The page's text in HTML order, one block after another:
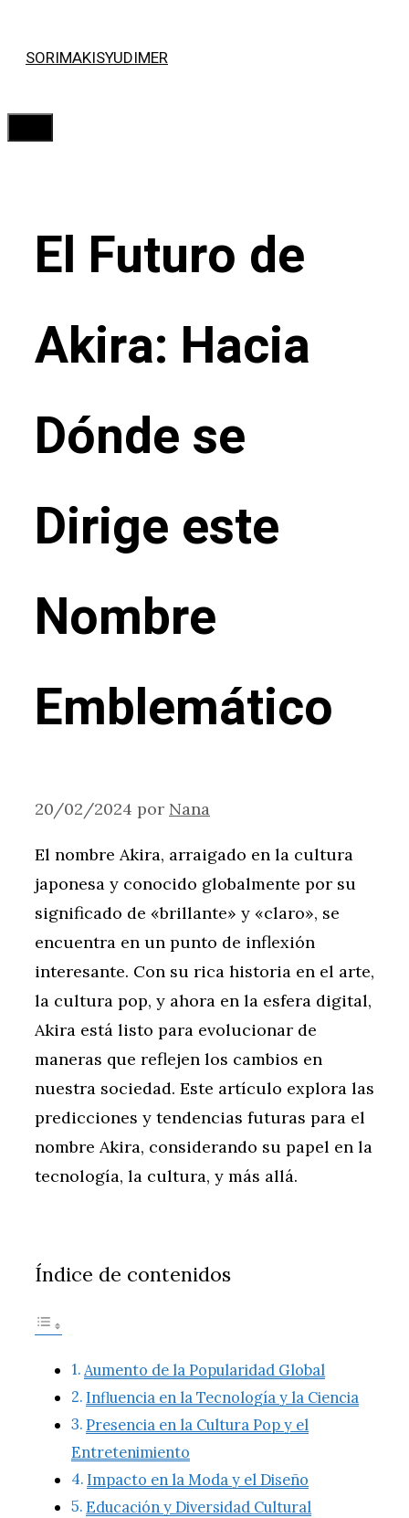
SORIMAKISYUDIMER
El Futuro de
Akira: Hacia
Dónde se
Dirige este
Nombre
Emblemático
20/02/2024 por Nana
El nombre Akira, arraigado en la cultura
japonesa y conocido globalmente por su
significado de «brillante» y «claro», se
encuentra en un punto de inflexión
interesante. Con su rica historia en el arte,
la cultura pop, y ahora en la esfera digital,
Akira está listo para evolucionar de
maneras que reflejen los cambios en
nuestra sociedad. Este artículo explora las
predicciones y tendencias futuras para el
nombre Akira, considerando su papel en la
tecnología, la cultura, y más allá.
Índice de contenidos
Aumento de la Popularidad Global
Influencia en la Tecnología y la Ciencia
Presencia en la Cultura Pop y el
Entretenimiento
Impacto en la Moda y el Diseño
Educación y Diversidad Cultural